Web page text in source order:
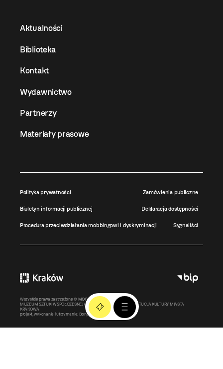
Aktualności
Biblioteka
Kontakt
Wydawnictwo
Partnerzy
Materiały prasowe
Polityka prywatności Zamówienia publiczne
Biuletyn informacji publicznej Deklaracja dostępności
Procedura przeciwdziałania mobbingowi i dyskryminacji Sygnaliści
Wszystkie prawa zastrzeżone © MOCAK2011-2026
MUZEUM SZTUKI WSPÓŁCZESNEJ W KRAKOWIE MOCAK – INSTYTUCJA KULTURY MIASTA
KRAKOWA
projekt, wykonanie i utrzymanie: Bonjour.pl